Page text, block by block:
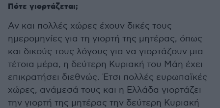
Πότε γιορτάζεται;
Αν και πολλές χώρες έχουν δικές τους
ημερομηνίες για τη γιορτή της μητέρας, όπως
και δικούς τους λόγους για να γιορτάζουν μια
τέτοια μέρα, η δεύτερη Κυριακή του Μάη έχει
επικρατήσει διεθνώς. Έτσι πολλές ευρωπαϊκές
χώρες, ανάμεσά τους και η Ελλάδα γιορτάζει
την γιορτή της μητέρας την δεύτερη Κυριακή